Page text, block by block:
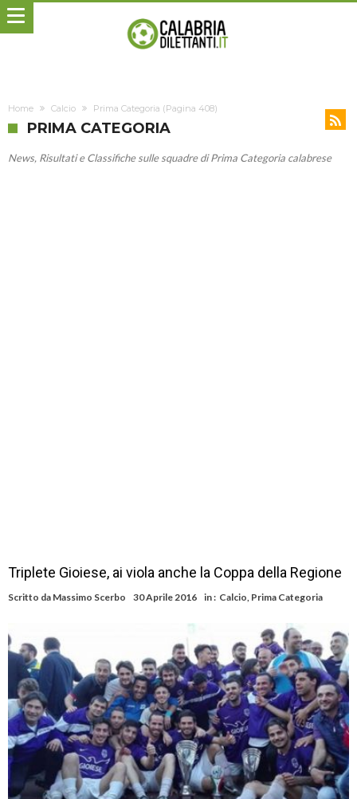
Home Calcio Prima Categoria (Pagina 408)
PRIMA CATEGORIA
News, Risultati e Classifiche sulle squadre di Prima Categoria calabrese
Triplete Gioiese, ai viola anche la Coppa della Regione
Scritto da Massimo Scerbo 30 Aprile 2016 in : Calcio, Prima Categoria